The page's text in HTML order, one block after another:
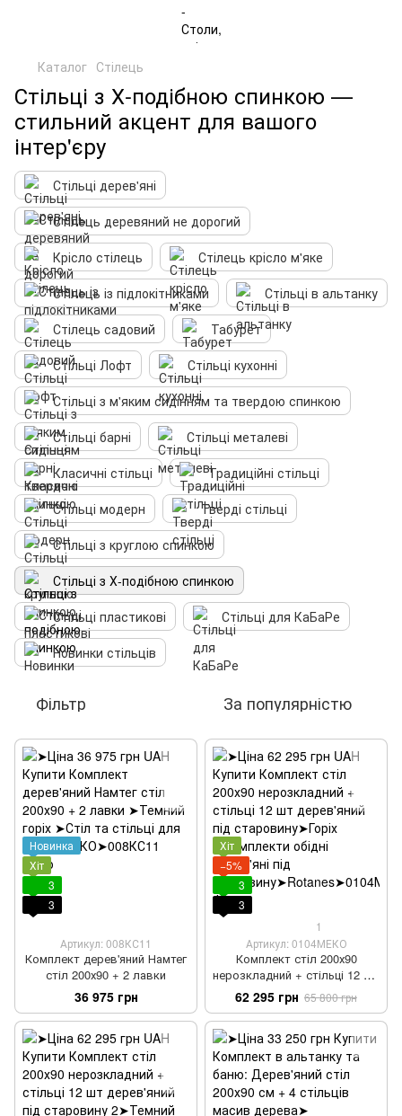
Каталог Стілець
Стільці з Х-подібною спинкою —
стильний акцент для вашого
інтер'єру
Стільці дерев'яні
Стілець деревяний не дорогий
Крісло стілець
Стілець крісло м'яке
Стілець із підлокітниками
Стільці в альтанку
Стілець садовий
Табурет
Стільці Лофт
Стільці кухонні
Стільці з м'яким сидінням та твердою спинкою
Стільці барні
Стільці металеві
Класичні стільці
Традиційні стільці
Стільці модерн
Тверді стільці
Стільці з круглою спинкою
Стільці з Х-подібною спинкою
Стільці пластикові
Стільці для КаБаРе
Новинки стільців
Фільтр За популярністю
Новинка
Хіт
3
3
Артикул: 008КС11
Комплект дерев'яний Намтег
стіл 200х90 + 2 лавки
36 975 грн
Хіт
−5%
3
3
1
Артикул: 0104МЕКО
Комплект стіл 200х90
нерозкладний + стільці 12 шт
дерев'яний під старовину
62 295 грн 65 800 грн